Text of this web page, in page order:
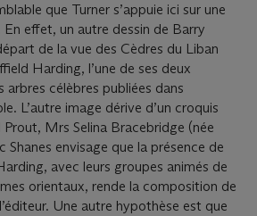
que Turner s’appuie ici sur une
effet, un autre dessin de Barry
de la vue des Cèdres du Liban
Harding, l’une de ses deux
arbres célèbres publiées dans
L’autre image dérive d’un croquis
Prout, Mrs Selina Bracebridge (née
envisage que la présence de
avec leurs groupes animés de
orientaux, rende la composition de
Une autre hypothèse est que